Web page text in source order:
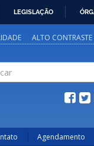
LEGISLAÇÃO
ALTO CONTRASTE
Agendamento